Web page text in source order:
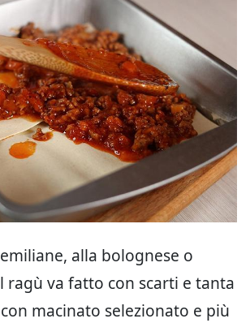
alla bolognese o
ragù va fatto con scarti e tanta
macinato selezionato e più